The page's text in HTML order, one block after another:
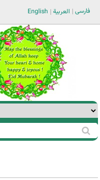
فارسی العربية English